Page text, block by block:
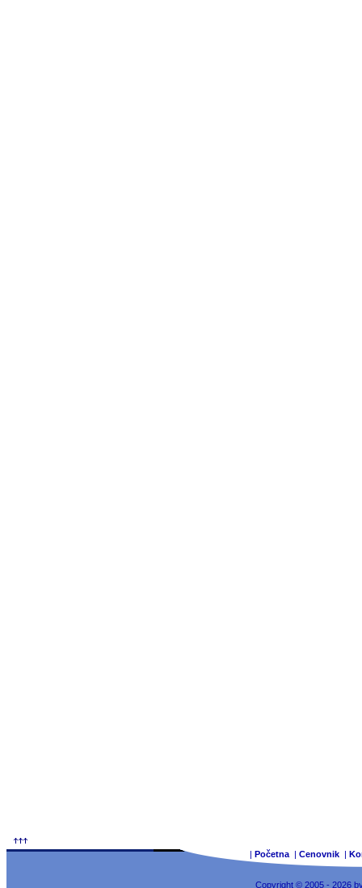
| Početna | Cenovnik |
Copyright © 2005 - 2026